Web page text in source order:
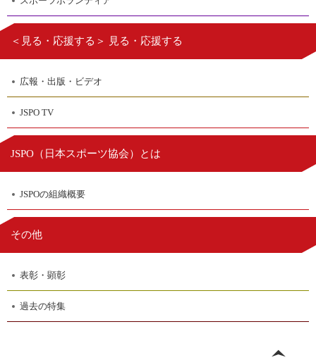
＜見る・応援する＞ 見る・応援する
広報・出版・ビデオ
JSPO TV
JSPO（ 日本スポーツ協会）とは
JSPOの組織概要
その他
表彰・顕彰
過去の特集